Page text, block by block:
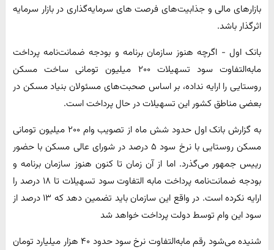
بازارهای مالی و جذابیت‌های فرصت های سرمایه‌گذاری در بازار سرمایه
اثرگذار باشد.
بانک اول - اگرچه هنوز سازمان برنامه و بودجه ضمانت‌نامه پرداخت
مابه‌التفاوت سود تسهیلات ۲۰۰ میلیون تومانی ساخت مسکن
روستایی را ارایه نداده، بر اساس صحبت‌های مسئولان بنیاد مسکن در
بعضی مناطق کشور این تسهیلات در حال پرداخت است.
به گزارش بانک اول حدود شش ماه از تصویب وام ۲۰۰ میلیون تومانی
مسکن روستایی با نرخ سود ۵ درصد در شورای عالی مسکن با حضور
رییس جمهور می‌گذرد. اما از آن زمان تا کنون هنوز سازمان برنامه و
بودجه ضمانت‌نامه پرداخت مابه التفاوت سود تسهیلات تا ۱۸ درصد را
ارایه نکرده است. در واقع این سازمان باید تضمین دهد که ۱۳ درصد از
سود این وام توسط دولت پرداخت خواهد شد
شنیده می‌شود رقم مابه‌التفاوت نرخ سود حدود ۴۰ هزار میلیارد تومان